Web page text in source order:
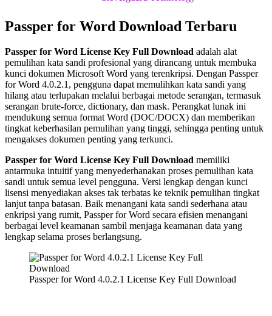
Passper for Word Download Terbaru
Passper for Word License Key Full Download adalah alat
pemulihan kata sandi profesional yang dirancang untuk membuka
kunci dokumen Microsoft Word yang terenkripsi. Dengan Passper
for Word 4.0.2.1, pengguna dapat memulihkan kata sandi yang
hilang atau terlupakan melalui berbagai metode serangan, termasuk
serangan brute-force, dictionary, dan mask. Perangkat lunak ini
mendukung semua format Word (DOC/DOCX) dan memberikan
tingkat keberhasilan pemulihan yang tinggi, sehingga penting untuk
mengakses dokumen penting yang terkunci.
Passper for Word License Key Full Download memiliki
antarmuka intuitif yang menyederhanakan proses pemulihan kata
sandi untuk semua level pengguna. Versi lengkap dengan kunci
lisensi menyediakan akses tak terbatas ke teknik pemulihan tingkat
lanjut tanpa batasan. Baik menangani kata sandi sederhana atau
enkripsi yang rumit, Passper for Word secara efisien menangani
berbagai level keamanan sambil menjaga keamanan data yang
lengkap selama proses berlangsung.
Passper for Word 4.0.2.1 License Key Full Download